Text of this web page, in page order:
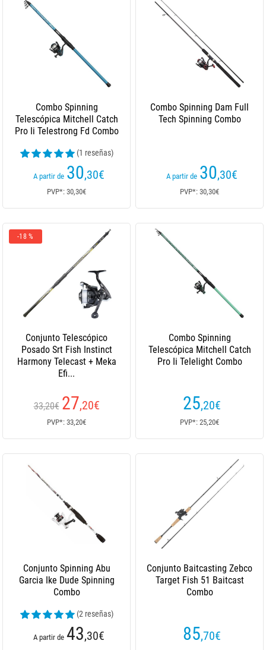
Combo Spinning
Telescópica Mitchell Catch
Pro Ii Telestrong Fd Combo
(1 reseñas)
A partir de 30,30€
PVP*: 30,30€
Combo Spinning Dam Full
Tech Spinning Combo
A partir de 30,30€
PVP*: 30,30€
-18 %
Conjunto Telescópico
Posado Srt Fish Instinct
Harmony Telecast + Meka
Efi...
33,20€ 27,20€
PVP*: 33,20€
Combo Spinning
Telescópica Mitchell Catch
Pro Ii Telelight Combo
25,20€
PVP*: 25,20€
Conjunto Spinning Abu
Garcia Ike Dude Spinning
Combo
(2 reseñas)
A partir de 43,30€
Conjunto Baitcasting Zebco
Target Fish 51 Baitcast
Combo
85,70€